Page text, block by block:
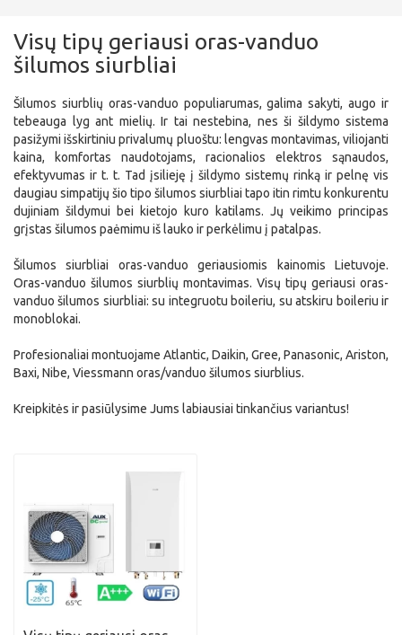
Visų tipų geriausi oras-vanduo
šilumos siurbliai
Šilumos siurblių oras-vanduo populiarumas, galima sakyti, augo ir
tebeauga lyg ant mielių. Ir tai nestebina, nes ši šildymo sistema
pasižymi išskirtiniu privalumų pluoštu: lengvas montavimas, viliojanti
kaina, komfortas naudotojams, racionalios elektros sąnaudos,
efektyvumas ir t. t. Tad įsilieję į šildymo sistemų rinką ir pelnę vis
daugiau simpatijų šio tipo šilumos siurbliai tapo itin rimtu konkurentu
dujiniam šildymui bei kietojo kuro katilams. Jų veikimo principas
grįstas šilumos paėmimu iš lauko ir perkėlimu į patalpas.
Šilumos siurbliai oras-vanduo geriausiomis kainomis Lietuvoje.
Oras-vanduo šilumos siurblių montavimas. Visų tipų geriausi oras-
vanduo šilumos siurbliai: su integruotu boileriu, su atskiru boileriu ir
monoblokai.
Profesionaliai montuojame Atlantic, Daikin, Gree, Panasonic, Ariston,
Baxi, Nibe, Viessmann oras/vanduo šilumos siurblius.
Kreipkitės ir pasiūlysime Jums labiausiai tinkančius variantus!